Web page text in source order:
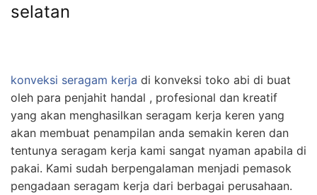
selatan
konveksi seragam kerja di konveksi toko abi di buat
oleh para penjahit handal , profesional dan kreatif
yang akan menghasilkan seragam kerja keren yang
akan membuat penampilan anda semakin keren dan
tentunya seragam kerja kami sangat nyaman apabila di
pakai. Kami sudah berpengalaman menjadi pemasok
pengadaan seragam kerja dari berbagai perusahaan.